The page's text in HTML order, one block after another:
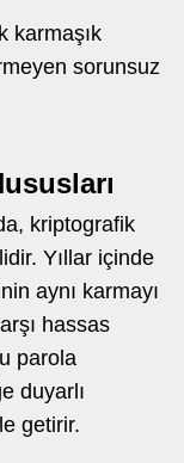
karmaşık
sorunsuz
kriptografik
Yıllar içinde
aynı karmayı
hassas
parola
duyarlı
getirir.